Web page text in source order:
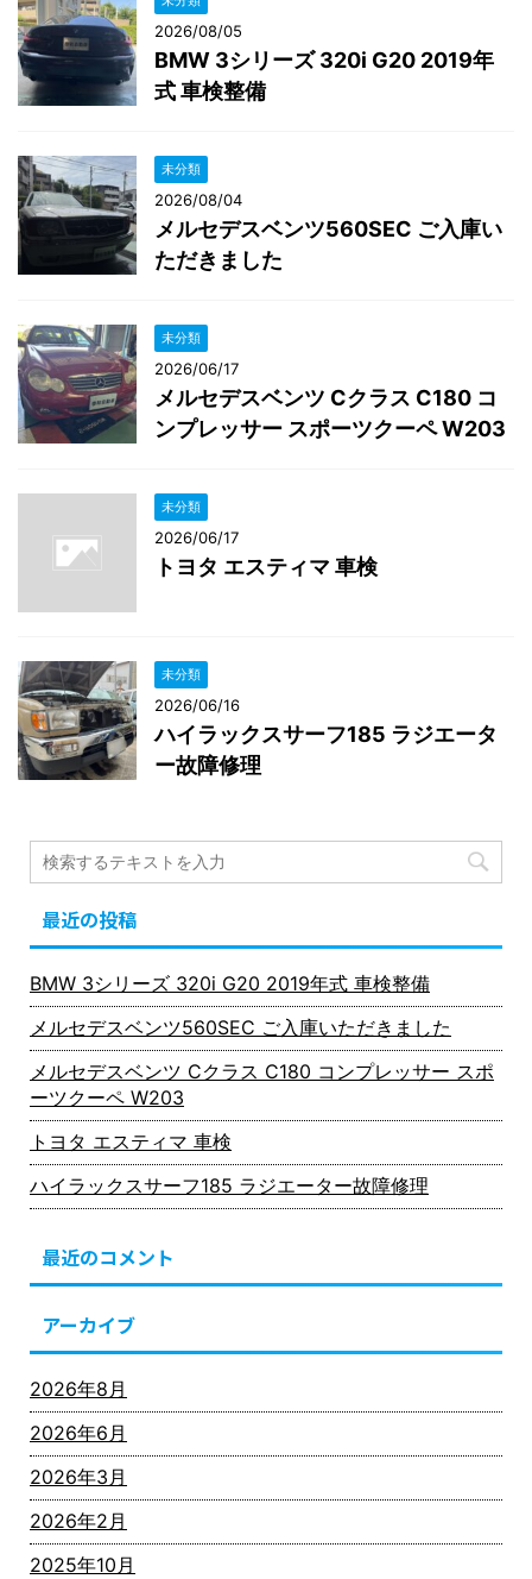
2026/08/05
BMW 3シリーズ 320i G20 2019年
式 車検整備
未分類
2026/08/04
メルセデスベンツ560SEC ご入庫い
ただきました
未分類
2026/06/17
メルセデスベンツ Cクラス C180 コ
ンプレッサー スポーツクーペ W203
未分類
2026/06/17
トヨタ エスティマ 車検
未分類
2026/06/16
ハイラックスサーフ185 ラジエータ
ー故障修理
最近の投稿
BMW 3シリーズ 320i G20 2019年式 車検整備
メルセデスベンツ560SEC ご入庫いただきました
メルセデスベンツ Cクラス C180 コンプレッサー スポ
ーツクーペ W203
トヨタ エスティマ 車検
ハイラックスサーフ185 ラジエーター故障修理
最近のコメント
アーカイブ
2026年8月
2026年6月
2026年3月
2026年2月
2025年10月